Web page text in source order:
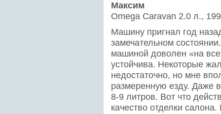
Максим
Оmegа Caravan 2.0 л.,
Машину пригнал год
замечательном
машиной доволен «на
устойчива. Некоторые
недостаточно, но мне
размеренную езду. Даже
8-9 литров. Вот что
качество отделки